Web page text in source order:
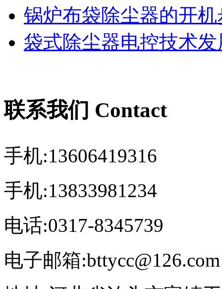
锅炉布袋除尘器的开机
袋式除尘器电控技术发
联系我们 Contact
手机:13606419316
手机:13833981234
电话:0317-8345739
电子邮箱:bttycc@126.com